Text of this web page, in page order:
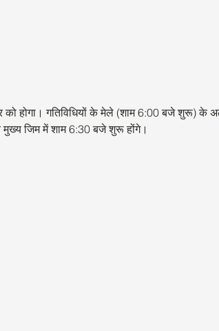
होगा। गतिविधियों के मेले (शाम 6:00 बजे शुरू) के
जिम में शाम 6:30 बजे शुरू होंगे।